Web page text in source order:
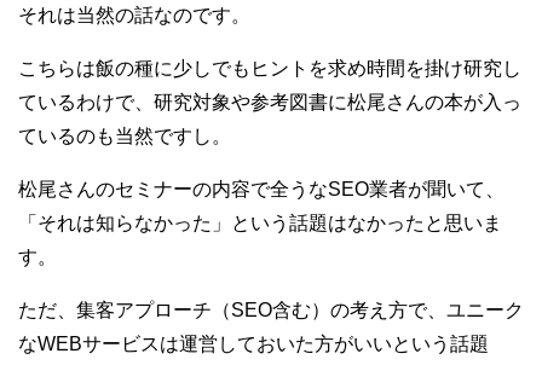
それは当然の話なのです。
こちらは飯の種に少しでもヒントを求め時間を掛け研究し
ているわけで、研究対象や参考図書に松尾さんの本が入っ
ているのも当然ですし。
松尾さんのセミナーの内容で全うなSEO業者が聞いて、
「それは知らなかった」という話題はなかったと思いま
す。
ただ、集客アプローチ（SEO含む）の考え方で、ユニーク
なWEBサービスは運営しておいた方がいいという話題